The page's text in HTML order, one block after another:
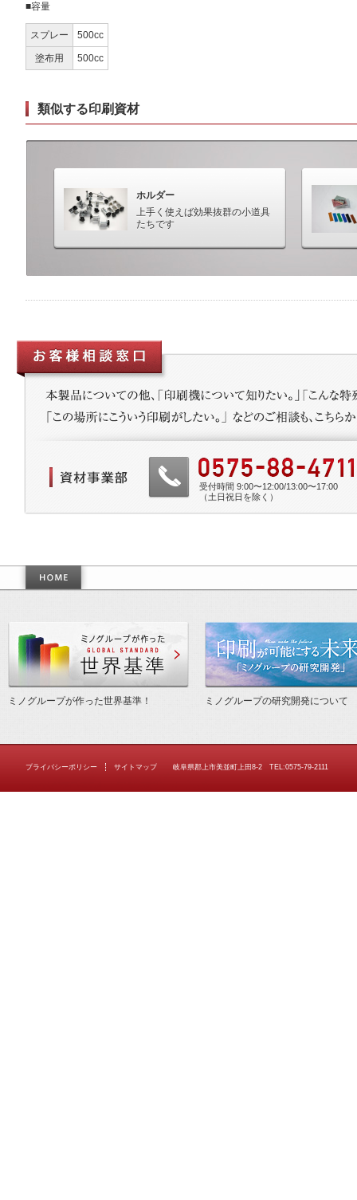
■容量
スプレー 500cc
塗布用 500cc
類似する印刷資材
ホルダー
上手く使えば効果抜群の小道具
たちです
受付時間 9:00〜12:00/13:00〜17:00
（土日祝日を除く）
作った世界基準
ミノグループが作った世界基準！ ミノグループの研究開発について
プライバシーポリシー サイトマップ 岐阜県郡上市美並町上田8-2 TEL:0575-79-2111